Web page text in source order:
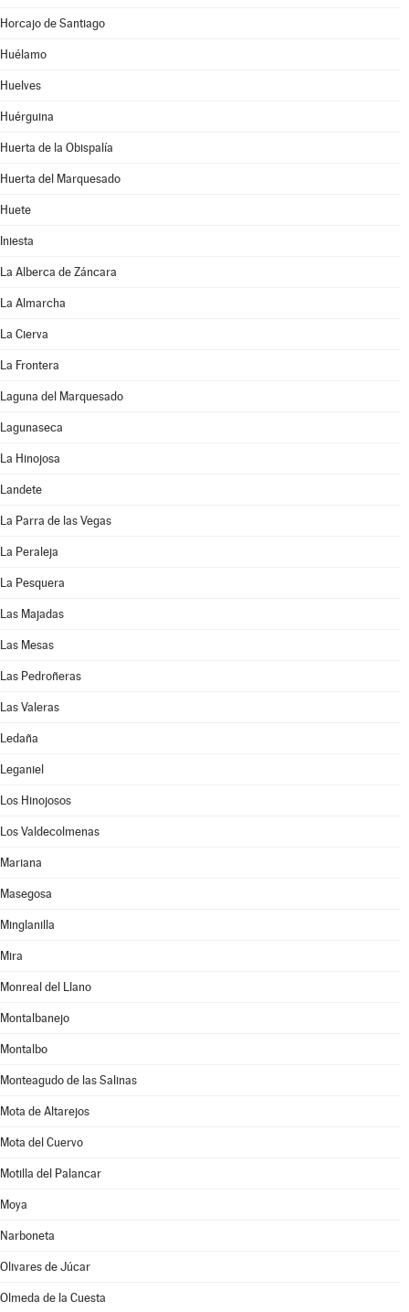
Horcajo de Santiago
Huélamo
Huelves
Huérguina
Huerta de la Obispalía
Huerta del Marquesado
Huete
Iniesta
La Alberca de Záncara
La Almarcha
La Cierva
La Frontera
Laguna del Marquesado
Lagunaseca
La Hinojosa
Landete
La Parra de las Vegas
La Peraleja
La Pesquera
Las Majadas
Las Mesas
Las Pedroñeras
Las Valeras
Ledaña
Leganiel
Los Hinojosos
Los Valdecolmenas
Mariana
Masegosa
Minglanilla
Mira
Monreal del Llano
Montalbanejo
Montalbo
Monteagudo de las Salinas
Mota de Altarejos
Mota del Cuervo
Motilla del Palancar
Moya
Narboneta
Olivares de Júcar
Olmeda de la Cuesta